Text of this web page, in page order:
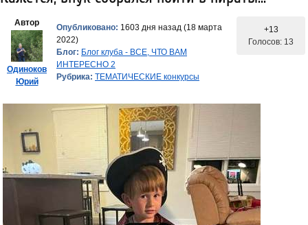
Автор
Одиноков
Юрий
Опубликовано: 1603 дня назад (18 марта
2022)
Блог: Блог клуба - ВСЕ, ЧТО ВАМ
ИНТЕРЕСНО 2
Рубрика: ТЕМАТИЧЕСКИЕ конкурсы
+13
Голосов: 13